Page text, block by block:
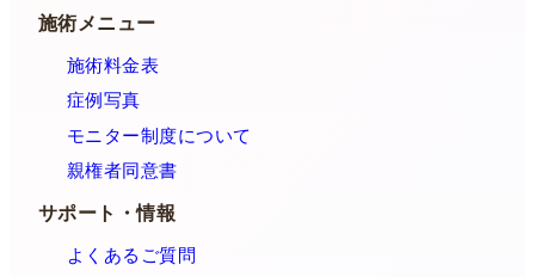
施術メニュー
施術料金表
症例写真
モニター制度について
親権者同意書
サポート・情報
よくあるご質問